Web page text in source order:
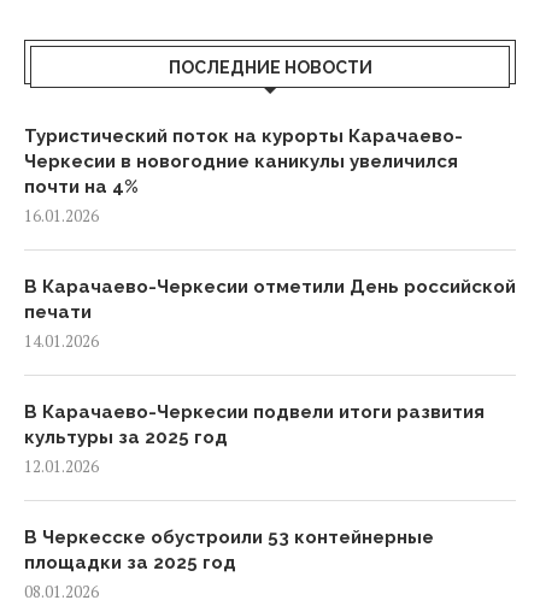
ПОСЛЕДНИЕ НОВОСТИ
Туристический поток на курорты Карачаево-
Черкесии в новогодние каникулы увеличился
почти на 4%
16.01.2026
В Карачаево-Черкесии отметили День российской
печати
14.01.2026
В Карачаево-Черкесии подвели итоги развития
культуры за 2025 год
12.01.2026
В Черкесске обустроили 53 контейнерные
площадки за 2025 год
08.01.2026